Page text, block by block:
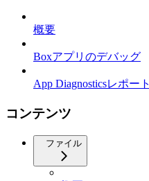
概要
Boxアプリのデバッグ
App Diagnosticsレポート
コンテンツ
ファイル